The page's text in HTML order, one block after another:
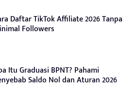
Daftar TikTok Affiliate 2026 Tanpa
Followers
Itu Graduasi BPNT? Pahami
Saldo Nol dan Aturan 2026